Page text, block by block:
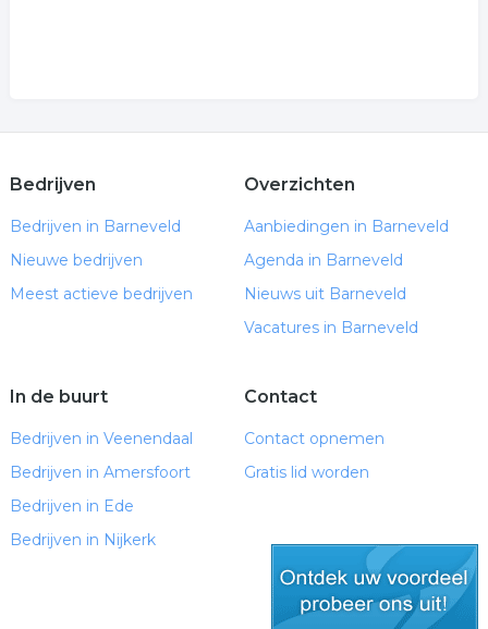
Bedrijven
Bedrijven in Barneveld
Nieuwe bedrijven
Meest actieve bedrijven
Overzichten
Aanbiedingen in Barneveld
Agenda in Barneveld
Nieuws uit Barneveld
Vacatures in Barneveld
In de buurt
Bedrijven in Veenendaal
Bedrijven in Amersfoort
Bedrijven in Ede
Bedrijven in Nijkerk
Contact
Contact opnemen
Gratis lid worden